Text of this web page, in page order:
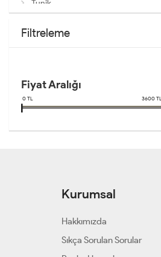
Tunik
Filtreleme
Fiyat Aralığı
0TL 3600TL
Kurumsal
Hakkımızda
Sıkça Sorulan Sorular